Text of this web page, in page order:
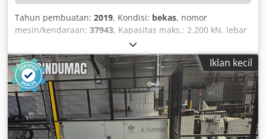
Tahun pembuatan: 2019, Kondisi: bekas, nomor
mesin/kendaraan: 37943, Kapasitas maks.: 2.200 kN, lebar
kerja: sekitar 400 cm, penghenti yang bergerak secara
otomatis, pengganti alat otomatis, 1 unit gerobak rol
bertingkat dengan aksesori. Dedpfozqzakox AavowaIklan kecil